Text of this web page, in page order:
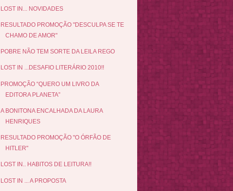
LOST IN... NOVIDADES
RESULTADO PROMOÇÃO "DESCULPA SE TE
CHAMO DE AMOR"
POBRE NÃO TEM SORTE DA LEILA REGO
LOST IN ...DESAFIO LITERÁRIO 2010!!
PROMOÇÃO “QUERO UM LIVRO DA
EDITORA PLANETA”
A BONITONA ENCALHADA DA LAURA
HENRIQUES
RESULTADO PROMOÇÃO "O ÓRFÃO DE
HITLER"
LOST IN.. HABITOS DE LEITURA!!
LOST IN ... A PROPOSTA